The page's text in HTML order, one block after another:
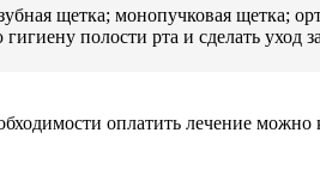
щетка; монопучковая щетка;
полости рта и сделать уход
оплатить лечение